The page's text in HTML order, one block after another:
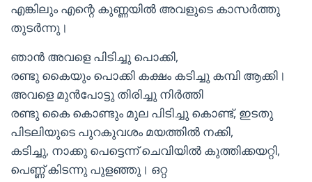
എങ്കിലും എന്റെ കുണ്ണയിൽ അവളുടെ കാസർത്തു
തുടർന്നു।
ഞാൻ അവളെ പിടിച്ചു പൊക്കി,
രണ്ടു കൈയും പൊക്കി കക്ഷം കടിച്ചു കമ്പി ആക്കി।
അവളെ മുൻപോട്ടു തിരിച്ചു നിർത്തി
രണ്ടു കൈ കൊണ്ടും മുല പിടിച്ചു കൊണ്ട്, ഇടതു
പിടലിയുടെ പുറകുവശം മയത്തിൽ നക്കി,
കടിച്ചു, നാക്കു പെട്ടെന്ന് ചെവിയിൽ കുത്തിക്കയറ്റി,
പെണ്ണ് കിടന്നു പുളഞ്ഞു। ഒറ്റ